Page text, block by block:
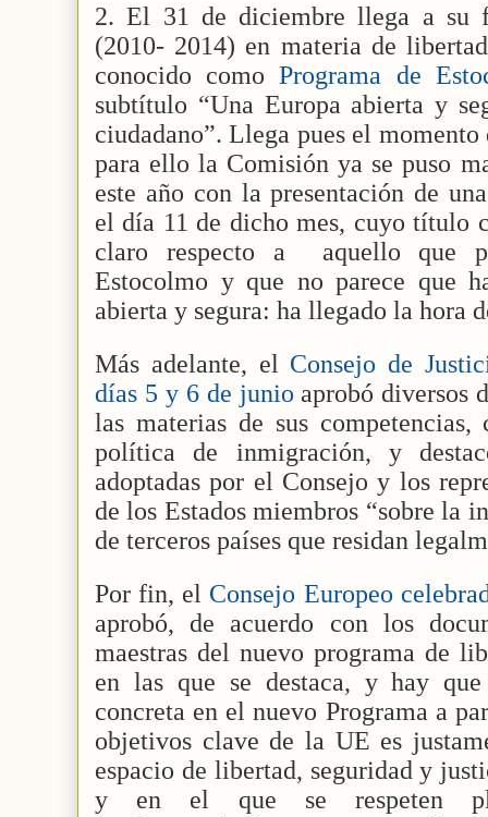
2. El 31 de diciembre llega a su
(2010- 2014) en materia de
conocido comoPrograma de
subtítulo “Una Europa abierta y
ciudadano”. Llega pues el
para ello la Comisión ya se puso
este año con la presentación de
el día 11 de dicho mes, cuyo título
claro respecto a
aquello que
Estocolmo y que no parece que
abierta y segura: ha llegado la hora
Más adelante, el Consejo de
días 5 y 6 de junio aprobó diversos
las materias de sus
política de inmigración, y
adoptadas por el Consejo y los
de los Estados miembros “sobre la
de terceros países que residan
Por fin, el Consejo Europeo
aprobó, de acuerdo con los
maestras del nuevo programa de
en las que se destaca, y hay
concreta en el nuevo Programa a
objetivos clave de la UE es
espacio de libertad, seguridad y
y en el que se respeten